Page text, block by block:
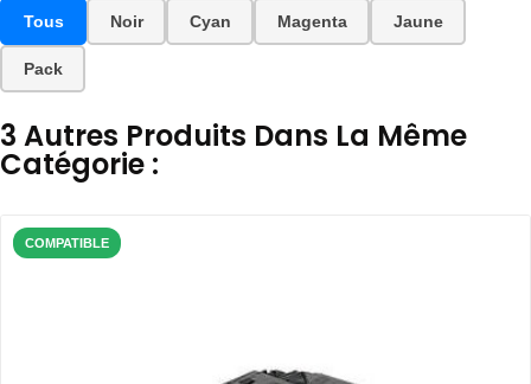
Tous Noir Cyan Magenta Jaune
Pack
3 Autres Produits Dans La Même
Catégorie :
COMPATIBLE